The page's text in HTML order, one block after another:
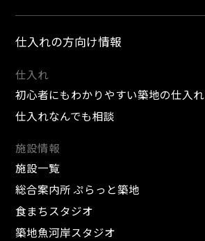
仕入れの方向け情報
仕入れ
初心者にもわかりやすい築地の仕入れ
仕入れなんでも相談
施設情報
施設一覧
総合案内所 ぷらっと築地
食まちスタジオ
築地魚河岸スタジオ